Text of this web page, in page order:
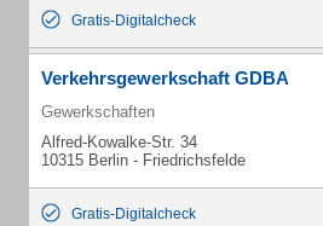
Gratis-Digitalcheck
Verkehrsgewerkschaft GDBA
Gewerkschaften
Alfred-Kowalke-Str. 34
10315 Berlin - Friedrichsfelde
Gratis-Digitalcheck